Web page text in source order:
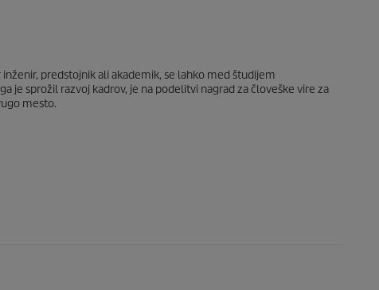
predstojnik ali akademik, se lahko med študijem
je sprožil razvoj kadrov, je na podelitvi nagrad za človeške vire za
mesto.